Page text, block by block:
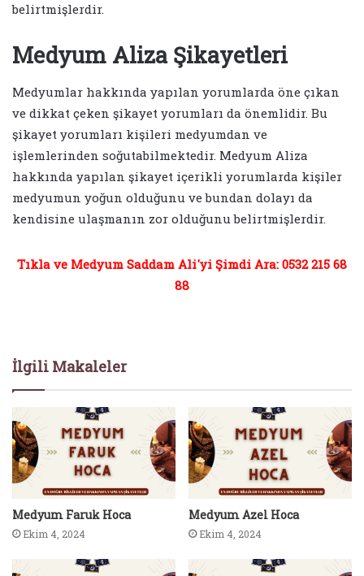
belirtmişlerdir.
Medyum Aliza Şikayetleri
Medyumlar hakkında yapılan yorumlarda öne çıkan
ve dikkat çeken şikayet yorumları da önemlidir. Bu
şikayet yorumları kişileri medyumdan ve
işlemlerinden soğutabilmektedir. Medyum Aliza
hakkında yapılan şikayet içerikli yorumlarda kişiler
medyumun yoğun olduğunu ve bundan dolayı da
kendisine ulaşmanın zor olduğunu belirtmişlerdir.
Tıkla ve Medyum Saddam Ali'yi Şimdi Ara: 0532 215 68
88
İlgili Makaleler
Medyum Faruk Hoca
Ekim 4, 2024
Medyum Azel Hoca
Ekim 4, 2024